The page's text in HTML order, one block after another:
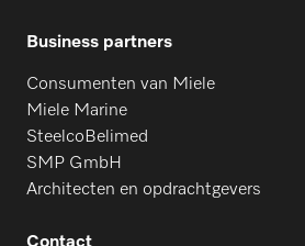
Business partners
Consumenten van Miele
Miele Marine
SteelcoBelimed
SMP GmbH
Architecten en opdrachtgevers
Contact